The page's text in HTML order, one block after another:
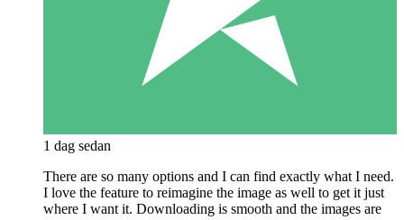
1 dag sedan
There are so many options and I can find exactly what I need.
I love the feature to reimagine the image as well to get it just
where I want it. Downloading is smooth and the images are